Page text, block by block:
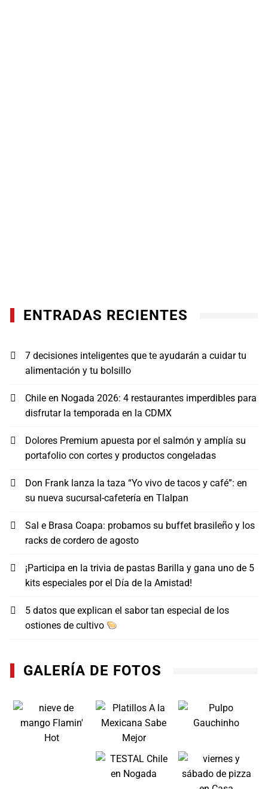
ENTRADAS RECIENTES
7 decisiones inteligentes que te ayudarán a cuidar tu
alimentación y tu bolsillo
Chile en Nogada 2026: 4 restaurantes imperdibles para
disfrutar la temporada en la CDMX
Dolores Premium apuesta por el salmón y amplía su
portafolio con cortes y productos congeladas
Don Frank lanza la taza “Yo vivo de tacos y café”: en
su nueva sucursal-cafetería en Tlalpan
Sal e Brasa Coapa: probamos su buffet brasileño y los
racks de cordero de agosto
¡Participa en la trivia de pastas Barilla y gana uno de 5
kits especiales por el Día de la Amistad!
5 datos que explican el sabor tan especial de los
ostiones de cultivo
GALERÍA DE FOTOS